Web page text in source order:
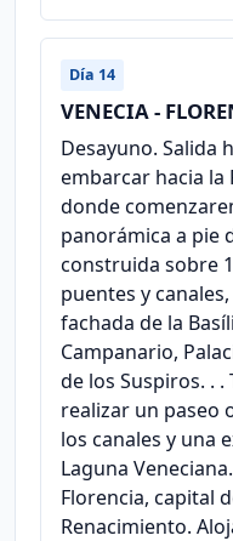
Día 14
VENECIA -
Desayuno. Salida
embarcar hacia la
donde
panorámica a pie
construida sobre
puentes y
fachada de la
Campanario,
de los Suspiros. .
realizar un paseo
los canales y una
Laguna
Florencia, capital
Renacimiento.